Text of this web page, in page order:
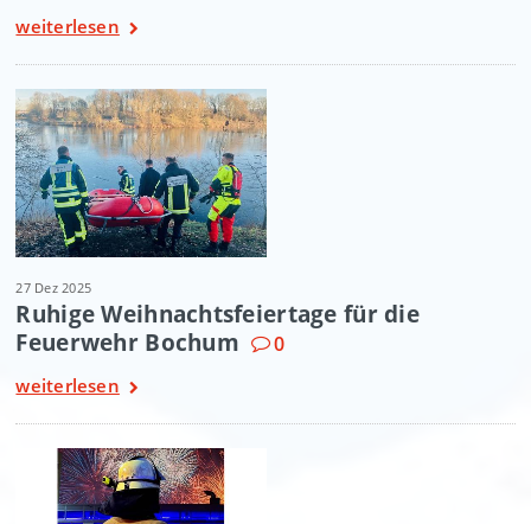
weiterlesen
27 Dez 2025
Ruhige Weihnachtsfeiertage für die
Feuerwehr Bochum
0
weiterlesen